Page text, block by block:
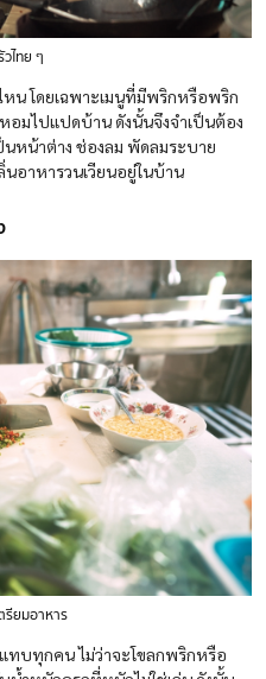
ไทย ๆ
น โดยเฉพาะเมนูที่มีพริกหรือพริก
อมไปแปดบ้าน ดังนั้นจึงจำเป็นต้อง
หน้าต่าง ช่องลม พัดลมระบาย
นอาหารวนเวียนอยู่ในบ้าน
ยมอาหาร
ทบทุกคน ไม่ว่าจะโขลกพริกหรือ